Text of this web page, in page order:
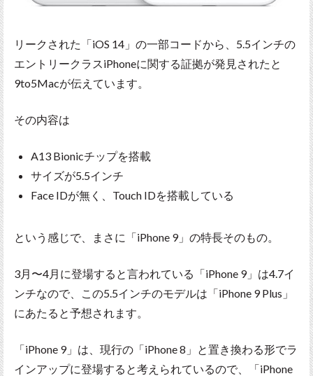
リークされた「iOS 14」の一部コードから、5.5インチの
エントリークラスiPhoneに関する証拠が発見されたと
9to5Macが伝えています。
その内容は
A13 Bionicチップを搭載
サイズが5.5インチ
Face IDが無く、Touch IDを搭載している
という感じで、まさに「iPhone 9」の特長そのもの。
3月〜4月に登場すると言われている「iPhone 9」は4.7イ
ンチなので、この5.5インチのモデルは「iPhone 9 Plus」
にあたると予想されます。
「iPhone 9」は、現行の「iPhone 8」と置き換わる形でラ
インアップに登場すると考えられているので、「iPhone